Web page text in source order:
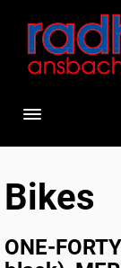
Toggle
Bikes
ONE-